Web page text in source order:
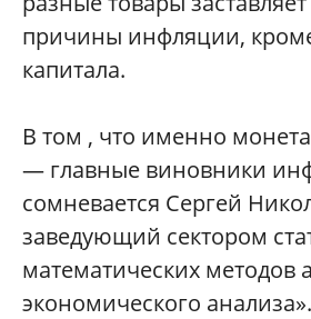
причины инфляции,
капитала.
В том , что именно
— главные виновники
сомневается Сергей
заведующий сектором
математических методов
экономического